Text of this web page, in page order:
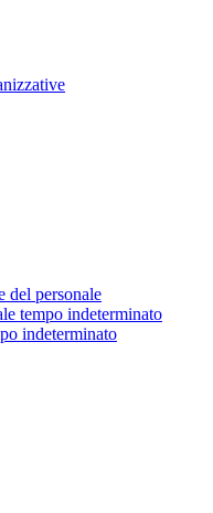
del personale
tempo indeterminato
indeterminato